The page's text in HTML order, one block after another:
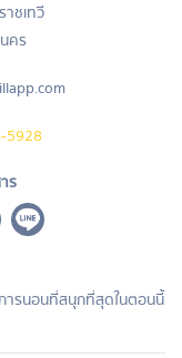
ชเทวี
คร
5928
ร
รนอนที่สนุกที่สุดในตอนนี้